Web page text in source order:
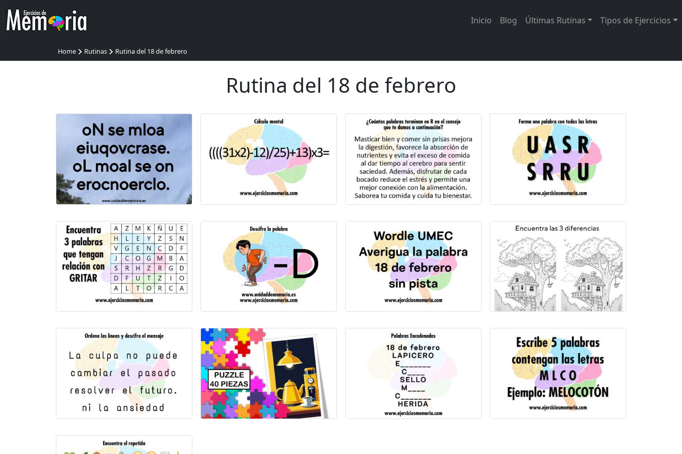
Inicio Blog Últimas Rutinas Tipos de Ejercicios
Home Rutinas Rutina del 18 de febrero
Rutina del 18 de febrero